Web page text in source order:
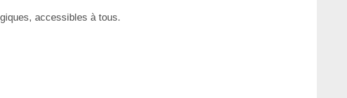
accessibles à tous.